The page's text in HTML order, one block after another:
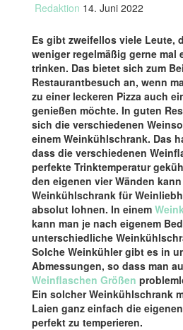
Redaktion 14. Juni 2022
Es gibt zweifellos viele Leute,
weniger regelmäßig gerne mal
trinken. Das bietet sich zum
Restaurantbesuch an, wenn
zu einer leckeren Pizza auch
genießen möchte. In guten
sich die verschiedenen
einem Weinkühlschrank. Das
dass die verschiedenen
perfekte Trinktemperatur
den eigenen vier Wänden
Weinkühlschrank für
absolut lohnen. In einem
kann man je nach eigenem
unterschiedliche
Solche Weinkühler gibt es in
Abmessungen, so dass man
Weinflaschen Größen
Ein solcher Weinkühlschrank
Laien ganz einfach die
perfekt zu temperieren.